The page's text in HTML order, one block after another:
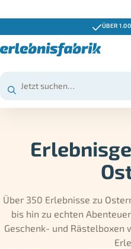
Über 350 Erlebnisse zu
bis hin zu echten
Geschenk- und Rästelboxen